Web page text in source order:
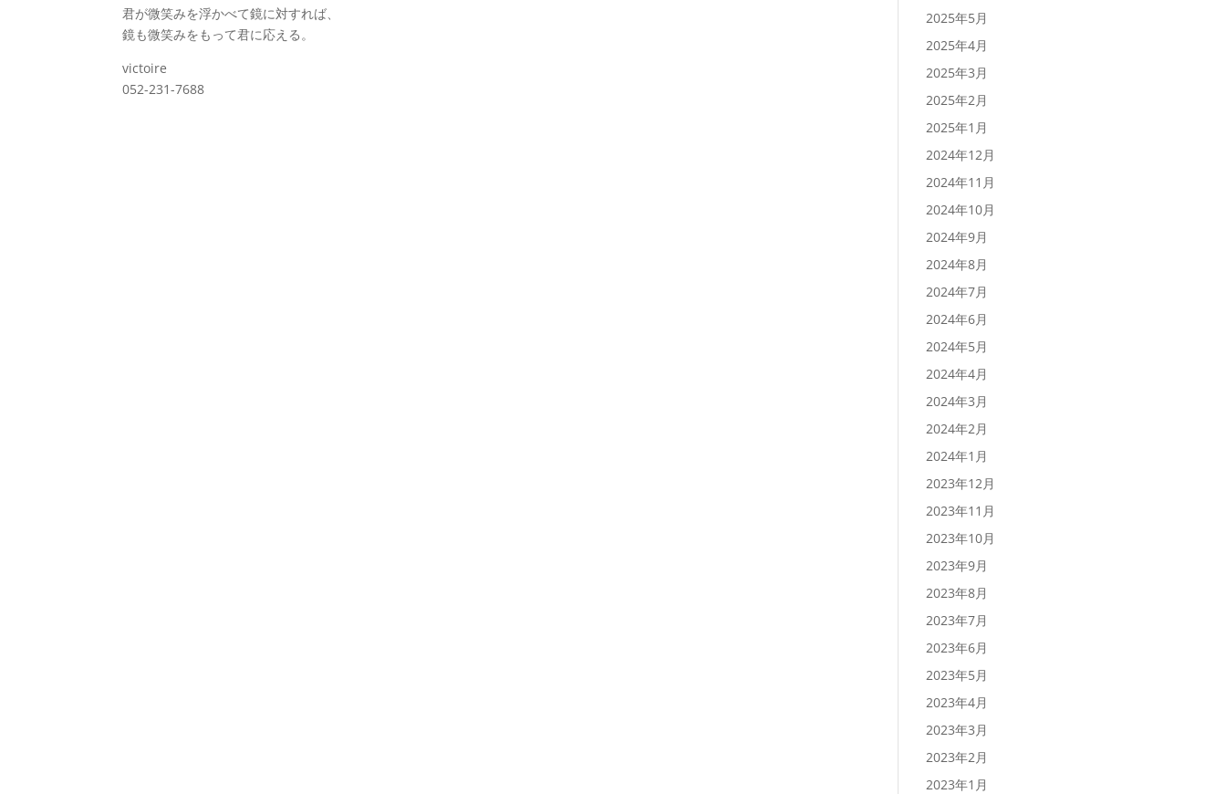
君が微笑みを浮かべて鏡に対すれば、
鏡も微笑みをもって君に応える。
victoire
052-231-7688
2025年5月
2025年4月
2025年3月
2025年2月
2025年1月
2024年12月
2024年11月
2024年10月
2024年9月
2024年8月
2024年7月
2024年6月
2024年5月
2024年4月
2024年3月
2024年2月
2024年1月
2023年12月
2023年11月
2023年10月
2023年9月
2023年8月
2023年7月
2023年6月
2023年5月
2023年4月
2023年3月
2023年2月
2023年1月